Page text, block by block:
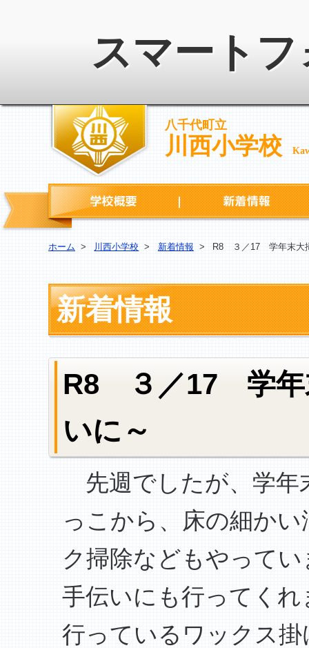
スマート
八千代町立
川西小学校
学校概要
ホーム > 川西小学校 > 新着情報 > R8 ３／17 学年末大
新着情報
R8 ３／17 学年
いに～
先週でしたが、学年
っこから、床の細か
ク掃除などもやって
手伝いにも行ってく
行っているワックス